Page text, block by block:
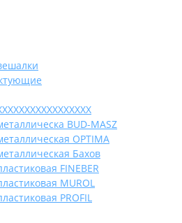
BUD-MASZ
OPTIMA
Бахов
FINEBER
MUROL
PROFIL